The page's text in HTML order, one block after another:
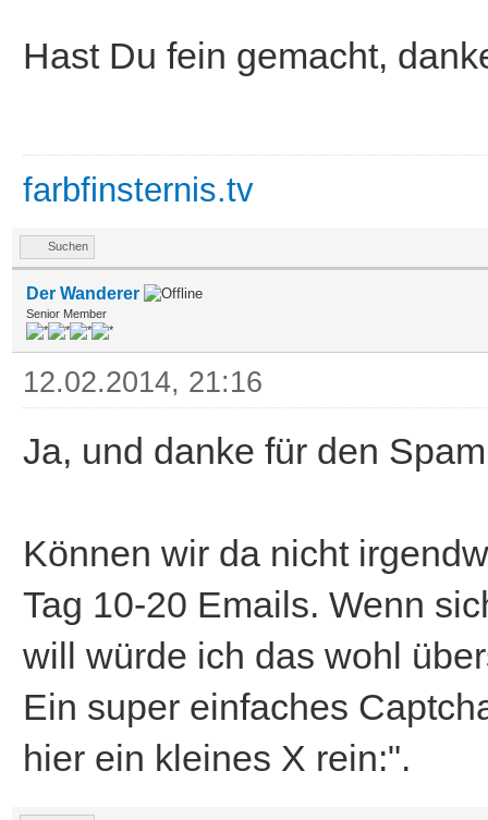
Hast Du fein gemacht,
farbfinsternis.tv
Suchen
Der Wanderer
Senior Member
12.02.2014, 21:16
Ja, und danke für den
Können wir da nicht
Tag 10-20 Emails. Wenn
will würde ich das wohl
Ein super einfaches
hier ein kleines X rein:".